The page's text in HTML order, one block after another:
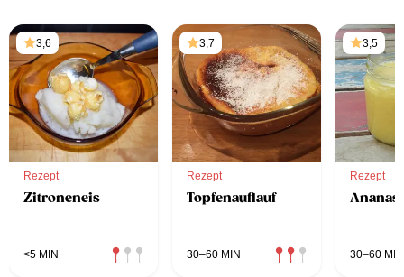
3,6
Rezept
Zitroneneis
<5 MIN
3,7
Rezept
Topfenauflauf
30–60 MIN
3,5
Rezept
30–60 MIN